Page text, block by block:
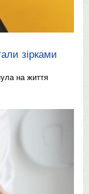
зірками
на життя